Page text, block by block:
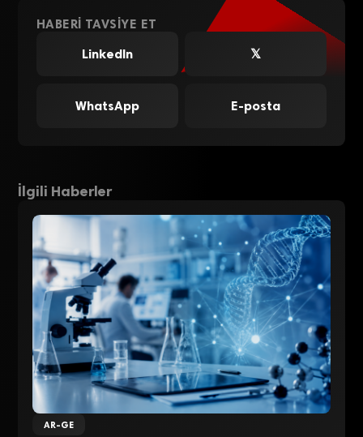
HABERI TAVSIYE ET
LinkedIn
𝕏
WhatsApp E-posta
İlgili Haberler
AR-GE